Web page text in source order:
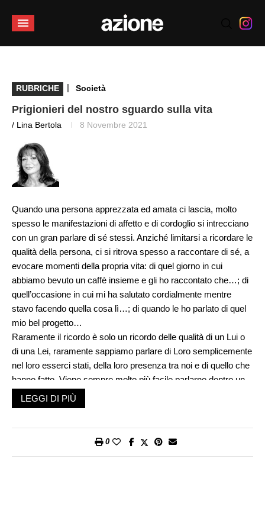
RUBRICHE | Società
Prigionieri del nostro sguardo sulla vita
/ Lina Bertola 8 Novembre 2021
Quando una persona apprezzata ed amata ci lascia, molto
spesso le manifestazioni di affetto e di cordoglio si intrecciano
con un gran parlare di sé stessi. Anziché limitarsi a ricordare le
qualità della persona, ci si ritrova spesso a raccontare di sé, a
evocare momenti della propria vita: di quel giorno in cui
abbiamo bevuto un caffè insieme e gli ho raccontato che…; di
quell’occasione in cui mi ha salutato cordialmente mentre
stavo facendo quella cosa lì…; di quando le ho parlato di quel
mio bel progetto…
Raramente il ricordo è solo un ricordo delle qualità di un Lui o
di una Lei, raramente sappiamo parlare di Loro semplicemente
nel loro esserci stati, della loro presenza tra noi e di quello che
hanno fatto. Viene sempre molto più facile parlarne dentro un
racconto, spesso dettagliato, di noi stessi. Il fenomeno è ben
visibile nei social ma questo non deve farci credere che sia
prima persona allo spettacolo della vita.
LEGGI DI PIÙ
0